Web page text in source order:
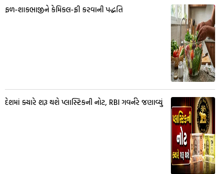
ફળ-શાકભાજીને કેમિકલ-ફ્રી કરવાની પદ્ધતિ
દેશમાં ક્યારે શરૂ થશે પ્લાસ્ટિકની નોટ, RBI ગવર્નરે જણાવ્યું